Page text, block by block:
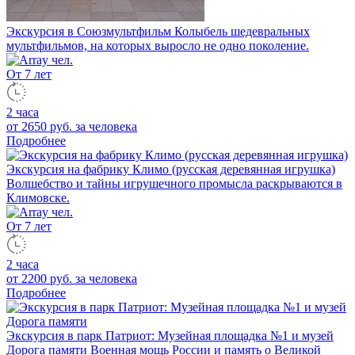
Экскурсия в Союзмультфильм Колыбель шедевральных
мультфильмов, на которых выросло не одно поколение.
От 7 лет
2 часа
от 2650 руб. за человека
Подробнее
Экскурсия на фабрику Климо (русская деревянная игрушка)
Волшебство и тайны игрушечного промысла раскрываются в
Климовске.
От 7 лет
2 часа
от 2200 руб. за человека
Подробнее
Экскурсия в парк Патриот: Музейная площадка №1 и музей
Дорога памяти Военная мощь России и память о Великой